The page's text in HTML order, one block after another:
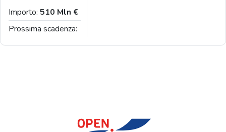
Importo: 510 Mln €
Prossima scadenza: